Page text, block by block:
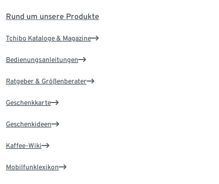
Rund um unsere Produkte
Tchibo Kataloge & Magazine
Bedienungsanleitungen
Ratgeber & Größenberater
Geschenkkarte
Geschenkideen
Kaffee-Wiki
Mobilfunklexikon